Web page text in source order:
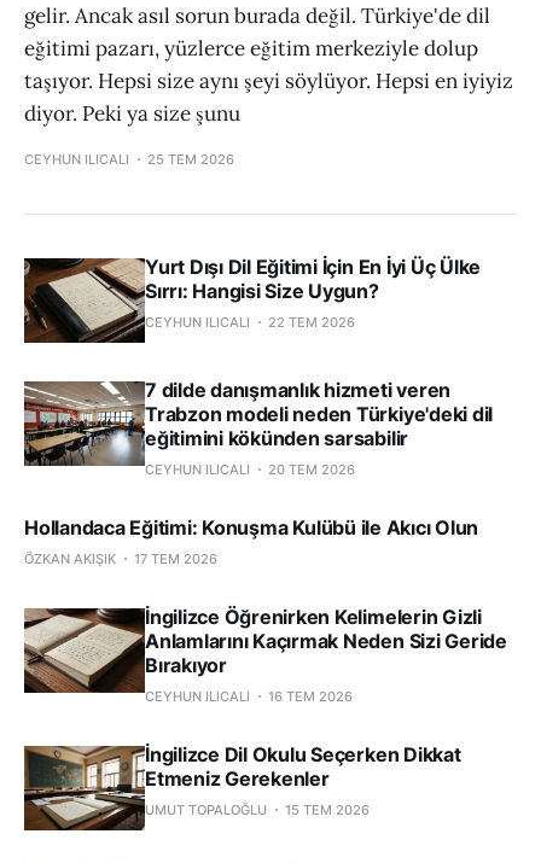
gelir. Ancak asıl sorun burada değil. Türkiye'de dil
eğitimi pazarı, yüzlerce eğitim merkeziyle dolup
taşıyor. Hepsi size aynı şeyi söylüyor. Hepsi en iyiyiz
diyor. Peki ya size şunu
CEYHUN ILICALI 25 TEM 2026
Yurt Dışı Dil Eğitimi İçin En İyi Üç Ülke
Sırrı: Hangisi Size Uygun?
CEYHUN ILICALI 22 TEM 2026
7 dilde danışmanlık hizmeti veren
Trabzon modeli neden Türkiye'deki dil
eğitimini kökünden sarsabilir
CEYHUN ILICALI 20 TEM 2026
Hollandaca Eğitimi: Konuşma Kulübü ile Akıcı Olun
ÖZKAN AKIŞIK 17 TEM 2026
İngilizce Öğrenirken Kelimelerin Gizli
Anlamlarını Kaçırmak Neden Sizi Geride
Bırakıyor
CEYHUN ILICALI 16 TEM 2026
İngilizce Dil Okulu Seçerken Dikkat
Etmeniz Gerekenler
UMUT TOPALOĞLU 15 TEM 2026